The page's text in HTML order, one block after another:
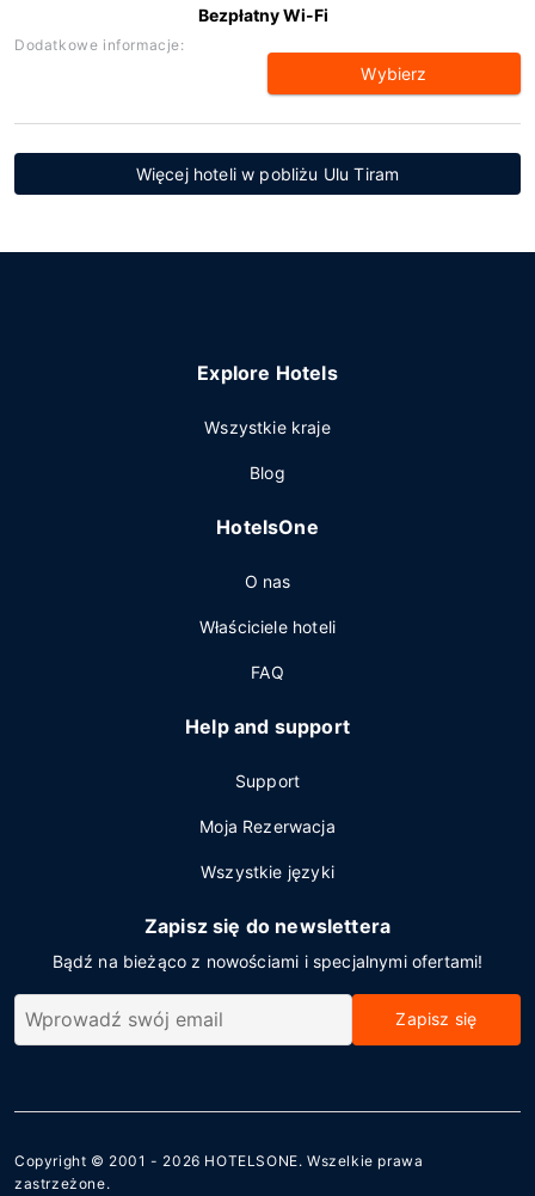
Bezpłatny Wi-Fi
Dodatkowe informacje:
Wybierz
Więcej hoteli w pobliżu Ulu Tiram
Explore Hotels
Wszystkie kraje
Blog
HotelsOne
O nas
Właściciele hoteli
FAQ
Help and support
Support
Moja Rezerwacja
Wszystkie języki
Zapisz się do newslettera
Bądź na bieżąco z nowościami i specjalnymi ofertami!
Zapisz się
Copyright © 2001 - 2026 HOTELSONE. Wszelkie prawa
zastrzeżone.